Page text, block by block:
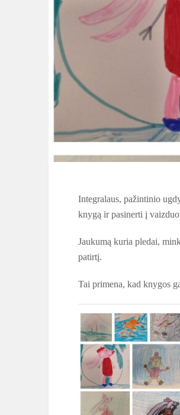
Integralaus, pažintinio
knygą ir pasinerti į
Jaukumą kuria pledai,
patirtį.
Tai primena, kad knygos